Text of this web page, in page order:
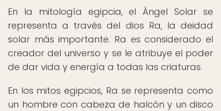
En la mitología egipcia, el Ángel Solar se
representa a través del dios Ra, la deidad
solar más importante. Ra es considerado el
creador del universo y se le atribuye el poder
de dar vida y energía a todas las criaturas.
En los mitos egipcios, Ra se representa como
un hombre con cabeza de halcón y un disco